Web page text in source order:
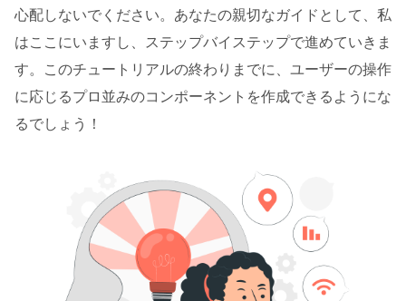
心配しないでください。あなたの親切なガイドとして、私
はここにいますし、ステップバイステップで進めていきま
す。このチュートリアルの終わりまでに、ユーザーの操作
に応じるプロ並みのコンポーネントを作成できるようにな
るでしょう！